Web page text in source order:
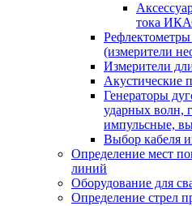
тока
(измерители
Измерители
Акустические
Генераторы
ударных волн,
импульсные,
Выбор кабеля
Определение мест
линий
Оборудование для
Определение стрел